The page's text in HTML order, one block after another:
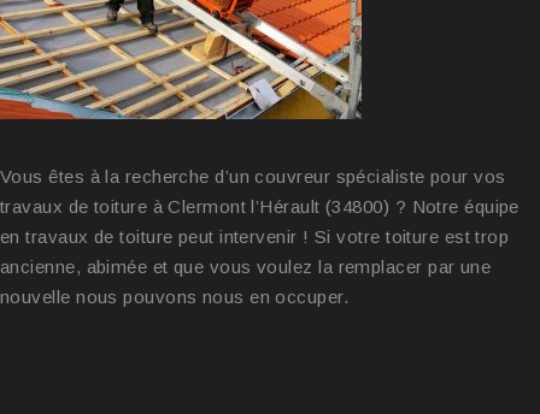
Vous êtes à la recherche d’un couvreur spécialiste pour vos
travaux de toiture à Clermont l’Hérault (34800) ? Notre équipe
en travaux de toiture peut intervenir ! Si votre toiture est trop
ancienne, abimée et que vous voulez la remplacer par une
nouvelle nous pouvons nous en occuper.